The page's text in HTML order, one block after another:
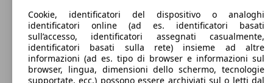
Tucson 1.6 crdi 48V NLine 2wd imt
100 KW
(136 PS)
Tucson 1.6 gdi NLine 2wd 132cv
97 KW
(132 PS)
Ø
l/
Cookie, identificatori del dispositivo o analoghi
identificatori online (ad es. identificatori basati
sull’accesso, identificatori assegnati casualmente,
identificatori basati sulla rete) insieme ad altre
informazioni (ad es. tipo di browser e informazioni sul
browser, lingua, dimensioni dello schermo, tecnologie
supportate, ecc.) possono essere archiviati sul o letti dal